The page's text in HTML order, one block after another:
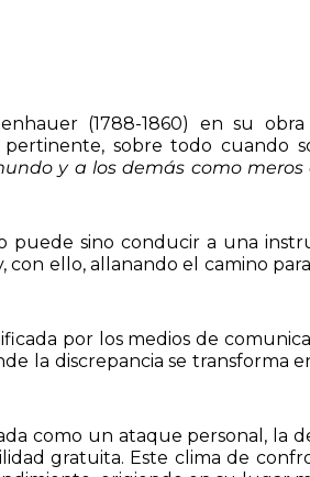
(1788-1860) en su
sobre todo cuando
y a los demás como meros
puede sino conducir a una
ello, allanando el camino
por los medios de
la discrepancia se transforma
como un ataque personal, la
gratuita. Este clima de